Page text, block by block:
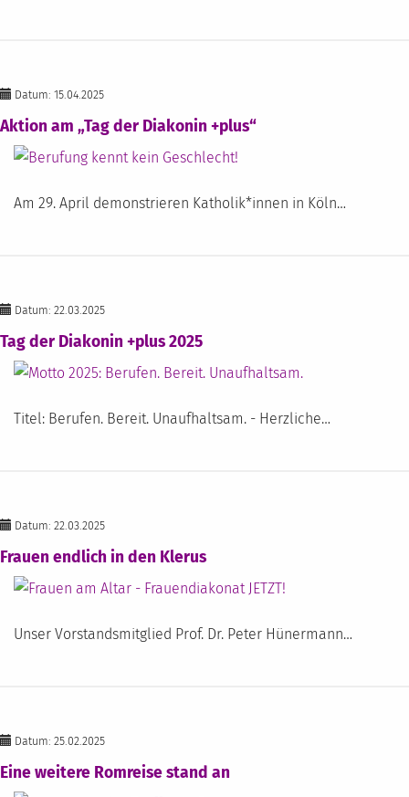
Datum: 15.04.2025
Aktion am „Tag der Diakonin +plus“
Am 29. April demonstrieren Katholik*innen in Köln…
Datum: 22.03.2025
Tag der Diakonin +plus 2025
Titel: Berufen. Bereit. Unaufhaltsam. - Herzliche…
Datum: 22.03.2025
Frauen endlich in den Klerus
Unser Vorstandsmitglied Prof. Dr. Peter Hünermann…
Datum: 25.02.2025
Eine weitere Romreise stand an